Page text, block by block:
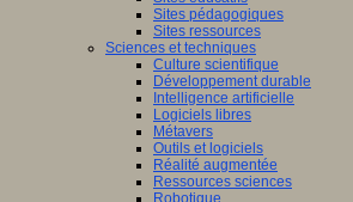
Sites pédagogiques
Sites ressources
Sciences et techniques
Culture scientifique
Développement durable
Intelligence artificielle
Logiciels libres
Métavers
Outils et logiciels
Réalité augmentée
Ressources sciences
Robotique